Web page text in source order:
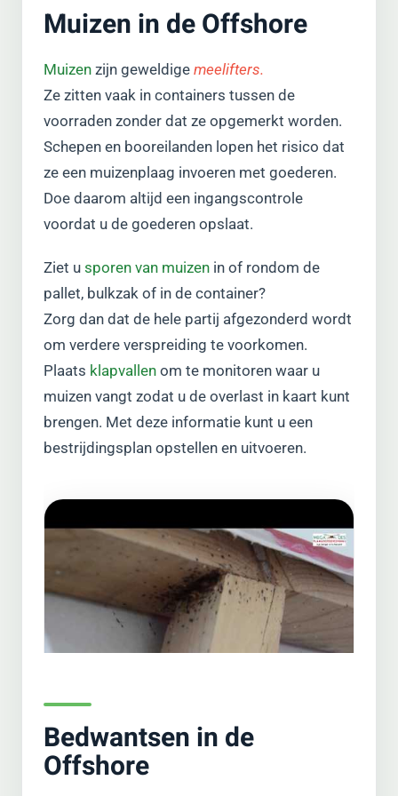
Muizen in de Offshore
Muizen zijn geweldige meelifters.
Ze zitten vaak in containers tussen de
voorraden zonder dat ze opgemerkt worden.
Schepen en booreilanden lopen het risico dat
ze een muizenplaag invoeren met goederen.
Doe daarom altijd een ingangscontrole
voordat u de goederen opslaat.
Ziet u sporen van muizen in of rondom de
pallet, bulkzak of in de container?
Zorg dan dat de hele partij afgezonderd wordt
om verdere verspreiding te voorkomen.
Plaats klapvallen om te monitoren waar u
muizen vangt zodat u de overlast in kaart kunt
brengen. Met deze informatie kunt u een
bestrijdingsplan opstellen en uitvoeren.
Bedwantsen in de
Offshore